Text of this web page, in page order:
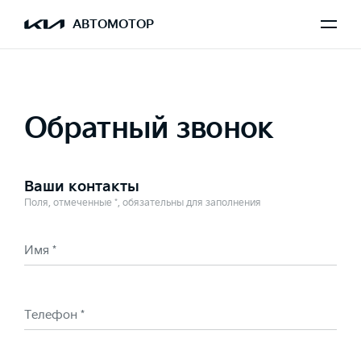
АВТОМОТОР
Обратный звонок
Выбран K9
Ваши контакты
Поля, отмеченные *, обязательны для заполнения
Имя *
Телефон *